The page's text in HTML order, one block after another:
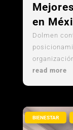
en
Dolmen
read more
BIENESTAR